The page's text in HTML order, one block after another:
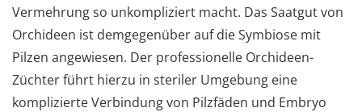
Vermehrung so unkompliziert macht. Das Saatgut von
Orchideen ist demgegenüber auf die Symbiose mit
Pilzen angewiesen. Der professionelle Orchideen-
Züchter führt hierzu in steriler Umgebung eine
komplizierte Verbindung von Pilzfäden und Embryo